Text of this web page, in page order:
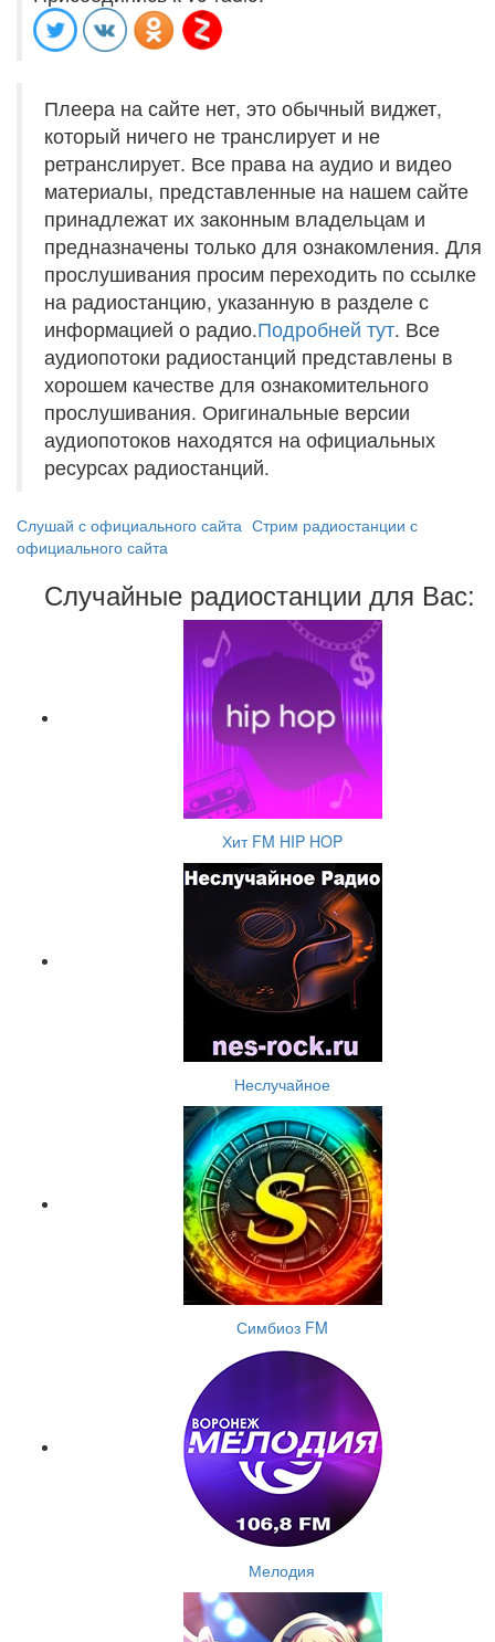
Плеера на сайте нет, это обычный виджет,
который ничего не транслирует и не
ретранслирует. Все права на аудио и видео
материалы, представленные на нашем сайте
принадлежат их законным владельцам и
предназначены только для ознакомления. Для
прослушивания просим переходить по ссылке
на радиостанцию, указанную в разделе с
информацией о радио.Подробней тут. Все
аудиопотоки радиостанций представлены в
хорошем качестве для ознакомительного
прослушивания. Оригинальные версии
аудиопотоков находятся на официальных
ресурсах радиостанций.
Слушай с официального сайта Стрим радиостанции с
официального сайта
Случайные радиостанции для Вас:
Хит FM HIP HOP
Неслучайное
Симбиоз FM
Мелодия